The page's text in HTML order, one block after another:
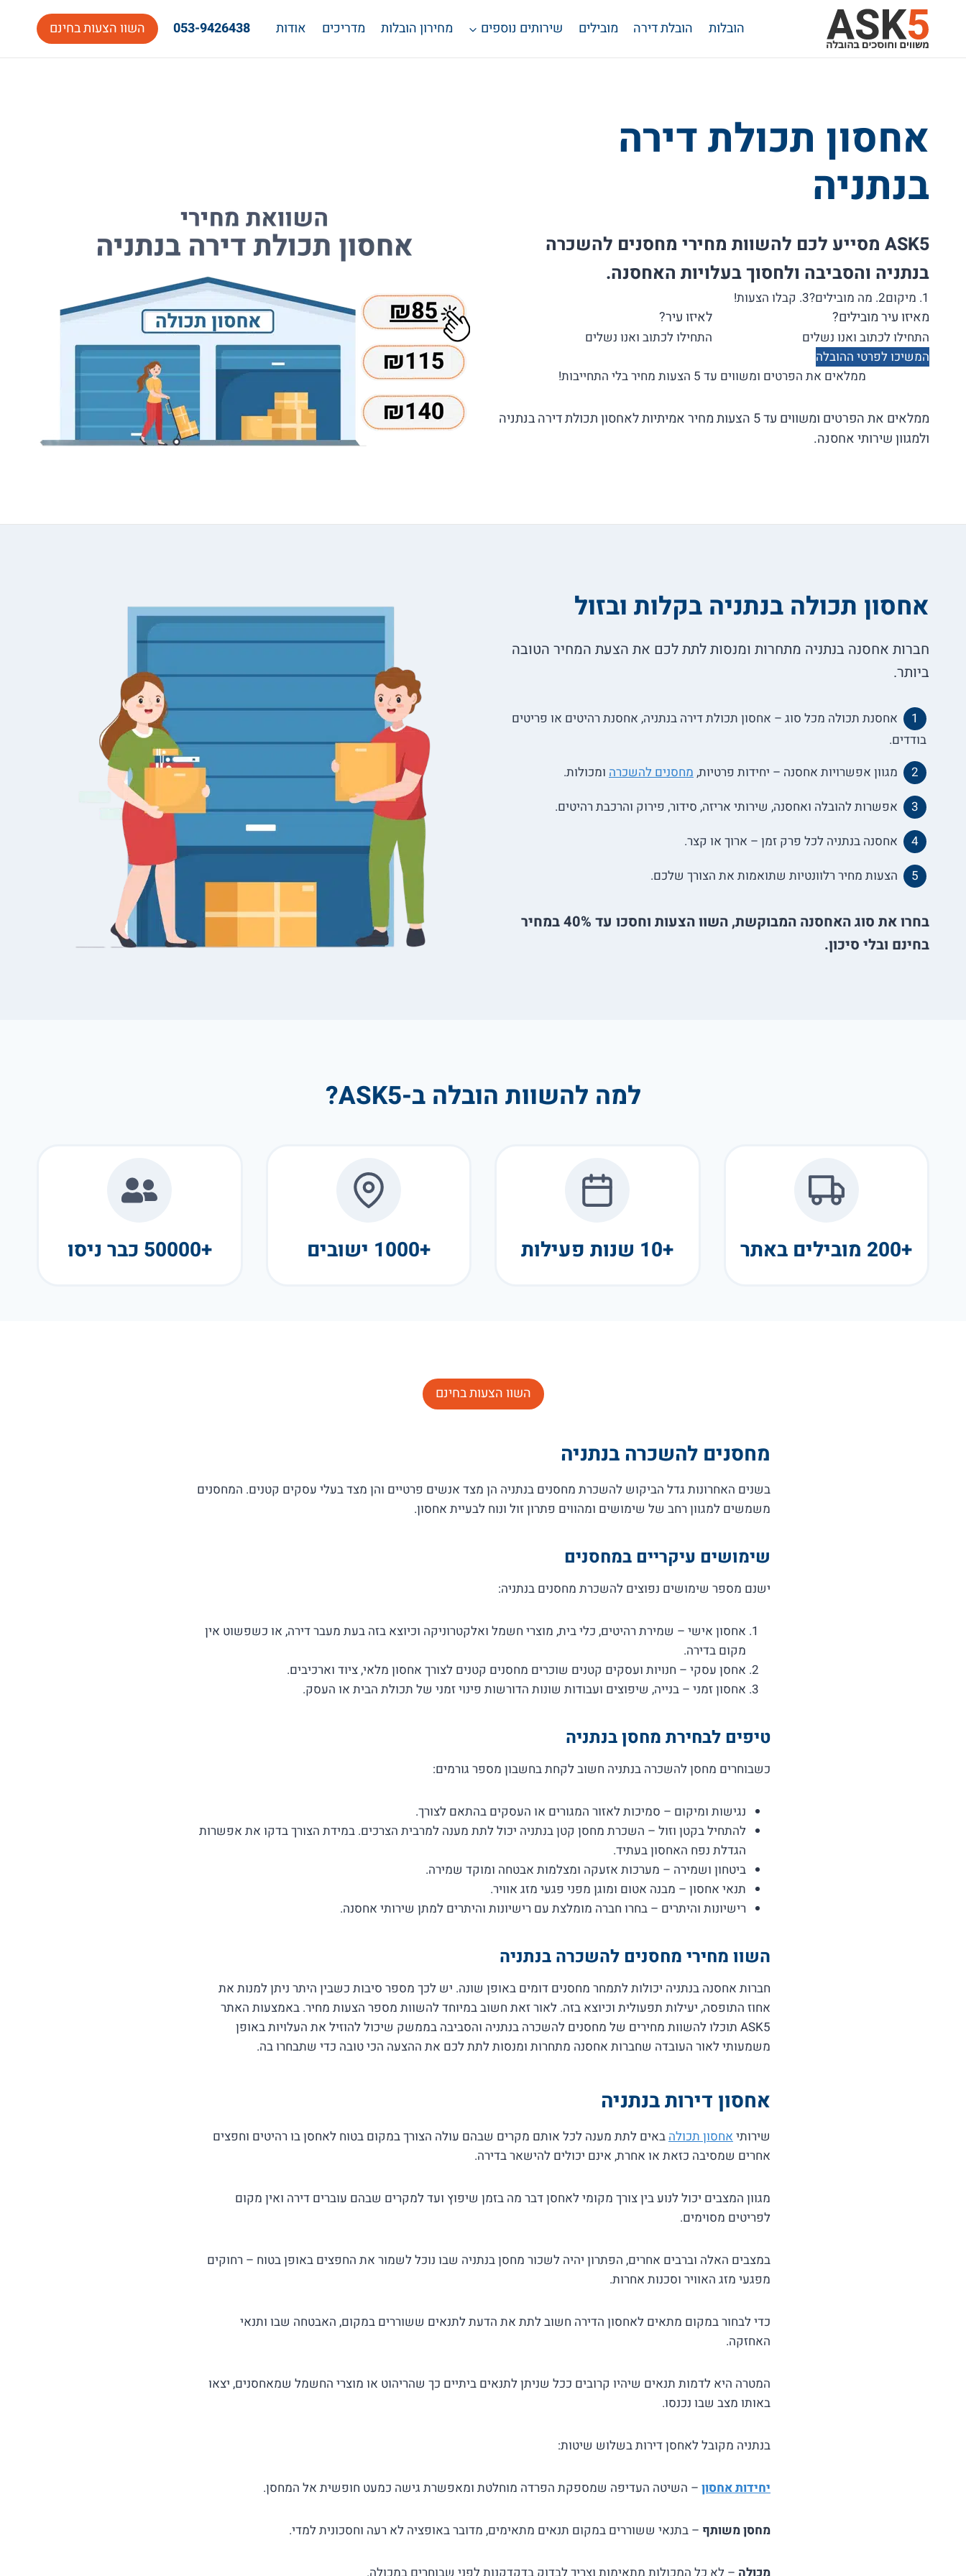
content
הובלות הובלת דירה מובילים שירותים נוספים מחירון הובלות מדריכים אודות 053-9426438 השוו הצעות בחינם
אחסון תכולת דירה
בנתניה
ASK5 מסייע לכם להשוות מחירי מחסנים להשכרה
בנתניה והסביבה ולחסוך בעלויות האחסנה.
1. מיקום 2. מה מובילים? 3. קבלו הצעות!
מאיזו עיר מובילים? לאיזו עיר?
המשיכו לפרטי ההובלה
ממלאים את הפרטים ומשווים עד 5 הצעות מחיר בלי התחייבות!
ממלאים את הפרטים ומשווים עד 5 הצעות מחיר אמיתיות לאחסון תכולת דירה בנתניה
ולמגוון שירותי אחסנה.
אחסון תכולה בנתניה בקלות ובזול
חברות אחסנה בנתניה מתחרות ומנסות לתת לכם את הצעת המחיר הטובה
ביותר.
אחסנת תכולה מכל סוג – אחסון תכולת דירה בנתניה, אחסנת רהיטים או פריטים
בודדים.
מגוון אפשרויות אחסנה – יחידות פרטיות, מחסנים להשכרה ומכולות.
אפשרות להובלה ואחסנה, שירותי אריזה, סידור, פירוק והרכבת רהיטים.
אחסנה בנתניה לכל פרק זמן – ארוך או קצר.
הצעות מחיר רלוונטיות שתואמות את הצורך שלכם.
בחרו את סוג האחסנה המבוקשת, השוו הצעות וחסכו עד 40% במחיר
בחינם ובלי סיכון.
למה להשוות הובלה ב-ASK5?
+200 מובילים באתר +10 שנות פעילות +1000 ישובים +50000 כבר ניסו
השוו הצעות בחינם
מחסנים להשכרה בנתניה
בשנים האחרונות גדל הביקוש להשכרת מחסנים בנתניה הן מצד אנשים פרטיים והן מצד בעלי עסקים קטנים. המחסנים
משמשים למגוון רחב של שימושים ומהווים פתרון זול ונוח לבעיית אחסון.
שימושים עיקריים במחסנים
ישנם מספר שימושים נפוצים להשכרת מחסנים בנתניה:
אחסון אישי – שמירת רהיטים, כלי בית, מוצרי חשמל ואלקטרוניקה וכיוצא בזה בעת מעבר דירה, או כשפשוט אין
מקום בדירה.
אחסן עסקי – חנויות ועסקים קטנים שוכרים מחסנים קטנים לצורך אחסון מלאי, ציוד וארכיבים.
אחסון זמני – בנייה, שיפוצים ועבודות שונות הדורשות פינוי זמני של תכולת הבית או העסק.
טיפים לבחירת מחסן בנתניה
כשבוחרים מחסן להשכרה בנתניה חשוב לקחת בחשבון מספר גורמים:
נגישות ומיקום – סמיכות לאזור המגורים או העסקים בהתאם לצורך.
להתחיל בקטן וזול – השכרת מחסן קטן בנתניה יכול לתת מענה למרבית הצרכים. במידת הצורך בדקו את אפשרות
הגדלת נפח האחסון בעתיד.
ביטחון ושמירה – מערכות אזעקה ומצלמות אבטחה ומוקד שמירה.
תנאי אחסון – מבנה אטום ומוגן מפני פגעי מזג אוויר.
רישיונות והיתרים – בחרו חברה מומלצת עם רישיונות והיתרים למתן שירותי אחסנה.
השוו מחירי מחסנים להשכרה בנתניה
חברות אחסנה בנתניה יכולות לתמחר מחסנים דומים באופן שונה. יש לכך מספר סיבות כשבין היתר ניתן למנות את
אחוז התופסה, יעילות תפעולית וכיוצא בזה. לאור זאת חשוב במיוחד להשוות מספר הצעות מחיר. באמצעות האתר
ASK5 תוכלו להשוות מחירים של מחסנים להשכרה בנתניה והסביבה בממשק שיכול להוזיל את העלויות באופן
משמעותי לאור העובדה שחברות אחסנה מתחרות ומנסות לתת לכם את ההצעה הכי טובה כדי שתבחרו בה.
אחסון דירות בנתניה
שירותי אחסון תכולה באים לתת מענה לכל אותם מקרים שבהם עולה הצורך במקום בטוח לאחסן בו רהיטים וחפצים
אחרים שמסיבה כזאת או אחרת, אינם יכולים להישאר בדירה.
מגוון המצבים יכול לנוע בין צורך מקומי לאחסן דבר מה בזמן שיפוץ ועד למקרים שבהם עוברים דירה ואין מקום
לפריטים מסוימים.
במצבים האלה וברבים אחרים, הפתרון יהיה לשכור מחסן בנתניה שבו נוכל לשמור את החפצים באופן בטוח – רחוקים
מפגעי מזג האוויר וסכנות אחרות.
כדי לבחור במקום מתאים לאחסון הדירה חשוב לתת את הדעת לתנאים ששוררים במקום, האבטחה שבו ותנאי
האחזקה.
המטרה היא לדמות תנאים שיהיו קרובים ככל שניתן לתנאים ביתיים כך שהריהוט או מוצרי החשמל שמאחסנים, יצאו
באותו מצב שבו נכנסו.
בנתניה מקובל לאחסן דירות בשלוש שיטות:
יחידות אחסון – השיטה העדיפה שמספקת הפרדה מוחלטת ומאפשרת גישה כמעט חופשית אל המחסן.
מחסן משותף – בתנאי ששוררים במקום תנאים מתאימים, מדובר באופציה לא רעה וחסכונית למדי.
מכולה – לא כל המכולות מתאימות וצריך לבדוק בדקדקנות לפני שבוחרים במכולה.